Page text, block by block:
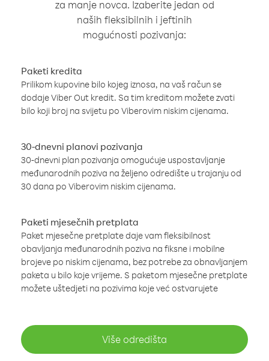
za manje novca. Izaberite jedan od
naših fleksibilnih i jeftinih
mogućnosti pozivanja:
Paketi kredita
Prilikom kupovine bilo kojeg iznosa, na vaš račun se
dodaje Viber Out kredit. Sa tim kreditom možete zvati
bilo koji broj na svijetu po Viberovim niskim cijenama.
30-dnevni planovi pozivanja
30-dnevni plan pozivanja omogućuje uspostavljanje
međunarodnih poziva na željeno odredište u trajanju od
30 dana po Viberovim niskim cijenama.
Paketi mjesečnih pretplata
Paket mjesečne pretplate daje vam fleksibilnost
obavljanja međunarodnih poziva na fiksne i mobilne
brojeve po niskim cijenama, bez potrebe za obnavljanjem
paketa u bilo koje vrijeme. S paketom mjesečne pretplate
možete uštedjeti na pozivima koje već ostvarujete
Više odredišta